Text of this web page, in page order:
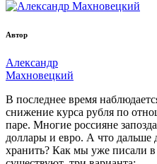
Автор
Александр
Махновецкий
В последнее время
снижение курса рубля по
паре. Многие россияне
доллары и евро. А что дальше
хранить? Как мы уже писали в